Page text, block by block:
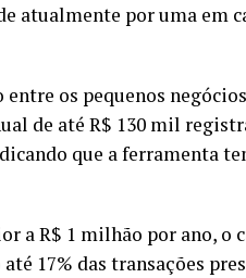
atualmente por uma em
os pequenos
de até R$ 130 mil
que a ferramenta
a R$ 1 milhão por ano, o
17% das transações